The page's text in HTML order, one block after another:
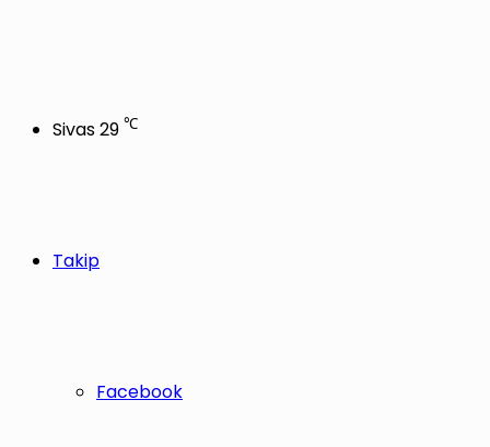
Sivas29 ℃
Takip
Facebook